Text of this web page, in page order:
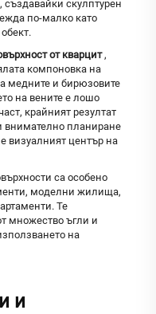
създавайки скулптурен
по-малко като
от кварцит,
компоновка на
медните и бирюзовите
на вените е лошо
крайният резултат
внимателно планиране
визуалният център на
са особено
моделни жилища,
Те
множество ъгли и
на
и